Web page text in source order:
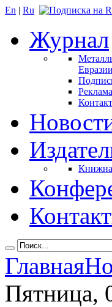
En | Ru
Журнал
Евразии
Реклама
Главная
Пятница,